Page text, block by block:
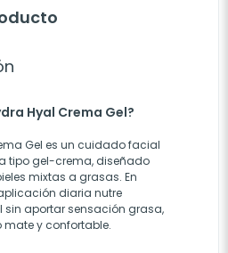
Hyal Crema Gel?
Gel es un cuidado facial
tipo gel-crema, diseñado
mixtas a grasas. En
diaria nutre
sin aportar sensación grasa,
y confortable.